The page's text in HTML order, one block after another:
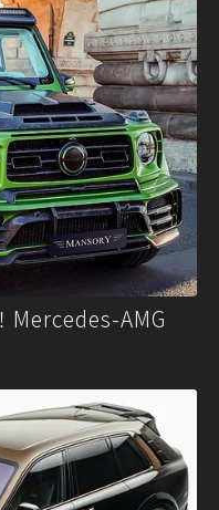
Mercedes-AMG